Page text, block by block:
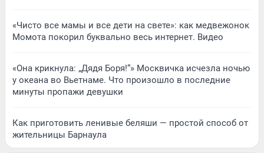
«Чисто все мамы и все дети на свете»: как медвежонок
Момота покорил буквально весь интернет. Видео
«Она крикнула: „Дядя Боря!“» Москвичка исчезла ночью
у океана во Вьетнаме. Что произошло в последние
минуты пропажи девушки
Как приготовить ленивые беляши — простой способ от
жительницы Барнаула